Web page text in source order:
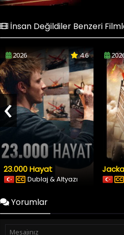
İnsan Değildiler Benzeri
2026 4.6
23.000 Hayat
Dublaj & Altyazı
‹
Yorumlar